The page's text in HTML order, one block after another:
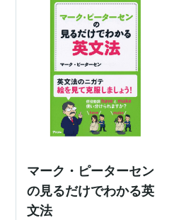
マーク・ピーターセン
の見るだけでわかる英
文法